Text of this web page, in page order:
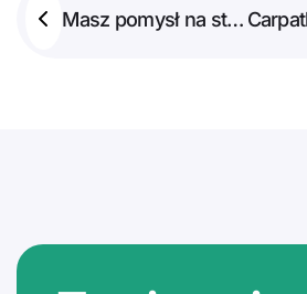
Masz pomysł na startup? Zgłoś się!